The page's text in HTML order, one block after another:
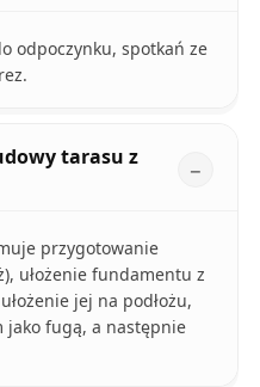
odpoczynku, spotkań ze
tarasu z
przygotowanie
ułożenie fundamentu z
jej na podłożu,
jako fugą, a następnie